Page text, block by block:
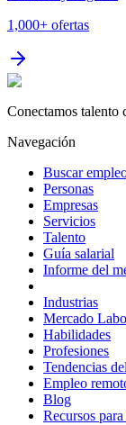
1,000+ ofertas
Conectamos talento
Navegación
Buscar
Personas
Empresas
Servicios
Talento
Guía salarial
Informe del
Industrias
Mercado
Habilidades
Profesiones
Tendencias
Empleo
Blog
Recursos para